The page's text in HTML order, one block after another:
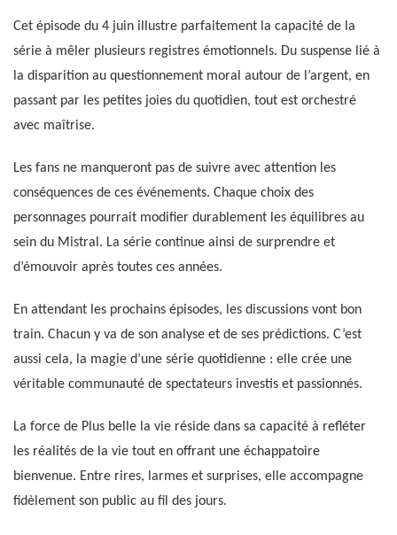
Cet épisode du 4 juin illustre parfaitement la capacité de la
série à mêler plusieurs registres émotionnels. Du suspense lié à
la disparition au questionnement moral autour de l’argent, en
passant par les petites joies du quotidien, tout est orchestré
avec maîtrise.
Les fans ne manqueront pas de suivre avec attention les
conséquences de ces événements. Chaque choix des
personnages pourrait modifier durablement les équilibres au
sein du Mistral. La série continue ainsi de surprendre et
d’émouvoir après toutes ces années.
En attendant les prochains épisodes, les discussions vont bon
train. Chacun y va de son analyse et de ses prédictions. C’est
aussi cela, la magie d’une série quotidienne : elle crée une
véritable communauté de spectateurs investis et passionnés.
La force de Plus belle la vie réside dans sa capacité à refléter
les réalités de la vie tout en offrant une échappatoire
bienvenue. Entre rires, larmes et surprises, elle accompagne
fidèlement son public au fil des jours.